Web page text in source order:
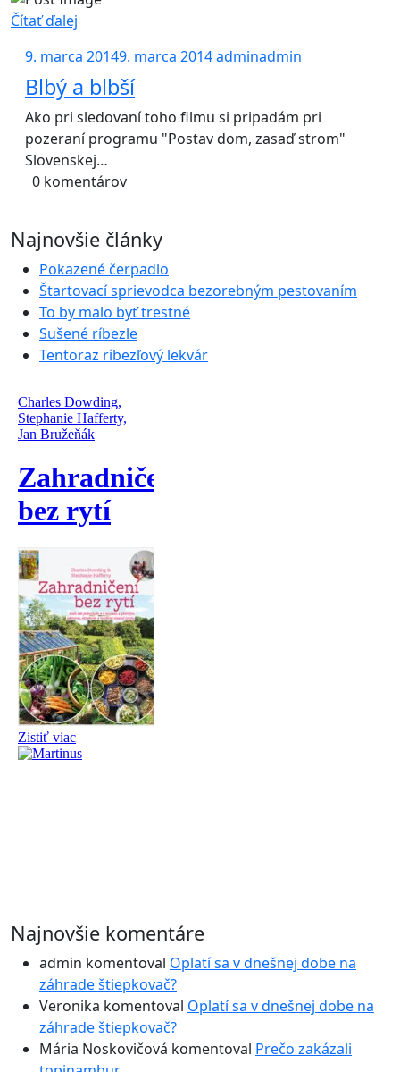
Čítať ďalej
9. marca 20149. marca 2014adminadmin
Blbý a blbší
Ako pri sledovaní toho filmu si pripadám pri
pozeraní programu "Postav dom, zasaď strom"
Slovenskej…
0 komentárov
Najnovšie články
Pokazené čerpadlo
Štartovací sprievodca bezorebným pestovaním
To by malo byť trestné
Sušené ríbezle
Tentoraz ríbezľový lekvár
Najnovšie komentáre
admin komentoval Oplatí sa v dnešnej dobe na
záhrade štiepkovač?
Veronika komentoval Oplatí sa v dnešnej dobe na
záhrade štiepkovač?
Mária Noskovičová komentoval Prečo zakázali